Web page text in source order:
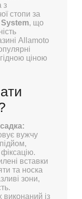
з
стопи за
, що
Allamoto
ціною
вужчу
вставки
та носка
зони,
виконаний із